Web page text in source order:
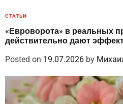
СТАТЬИ
«Евроворота» в реальных
действительно дают
Posted on 19.07.2026 by